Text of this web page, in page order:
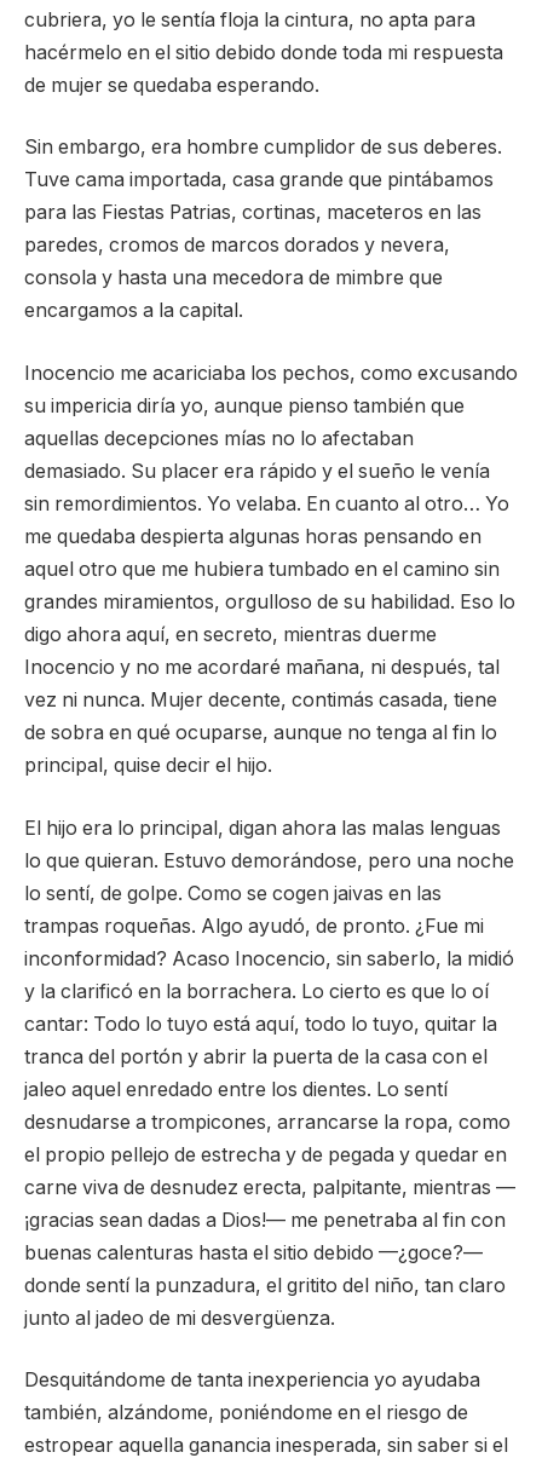
cubriera, yo le sentía floja la cintura, no apta para
hacérmelo en el sitio debido donde toda mi respuesta
de mujer se quedaba esperando.
Sin embargo, era hombre cumplidor de sus deberes.
Tuve cama importada, casa grande que pintábamos
para las Fiestas Patrias, cortinas, maceteros en las
paredes, cromos de marcos dorados y nevera,
consola y hasta una mecedora de mimbre que
encargamos a la capital.
Inocencio me acariciaba los pechos, como excusando
su impericia diría yo, aunque pienso también que
aquellas decepciones mías no lo afectaban
demasiado. Su placer era rápido y el sueño le venía
sin remordimientos. Yo velaba. En cuanto al otro… Yo
me quedaba despierta algunas horas pensando en
aquel otro que me hubiera tumbado en el camino sin
grandes miramientos, orgulloso de su habilidad. Eso lo
digo ahora aquí, en secreto, mientras duerme
Inocencio y no me acordaré mañana, ni después, tal
vez ni nunca. Mujer decente, contimás casada, tiene
de sobra en qué ocuparse, aunque no tenga al fin lo
principal, quise decir el hijo.
El hijo era lo principal, digan ahora las malas lenguas
lo que quieran. Estuvo demorándose, pero una noche
lo sentí, de golpe. Como se cogen jaivas en las
trampas roqueñas. Algo ayudó, de pronto. ¿Fue mi
inconformidad? Acaso Inocencio, sin saberlo, la midió
y la clarificó en la borrachera. Lo cierto es que lo oí
cantar: Todo lo tuyo está aquí, todo lo tuyo, quitar la
tranca del portón y abrir la puerta de la casa con el
jaleo aquel enredado entre los dientes. Lo sentí
desnudarse a trompicones, arrancarse la ropa, como
el propio pellejo de estrecha y de pegada y quedar en
carne viva de desnudez erecta, palpitante, mientras —
¡gracias sean dadas a Dios!— me penetraba al fin con
buenas calenturas hasta el sitio debido —¿goce?—
donde sentí la punzadura, el gritito del niño, tan claro
junto al jadeo de mi desvergüenza.
Desquitándome de tanta inexperiencia yo ayudaba
también, alzándome, poniéndome en el riesgo de
estropear aquella ganancia inesperada, sin saber si el